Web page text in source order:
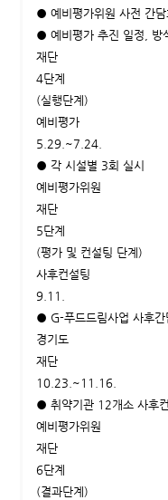
● 예비평가위원 사전 간담
● 예비평가 추진 일정, 방
재단
4단계
(실행단계)
예비평가
5.29.~7.24.
● 각 시설별 3회 실시
예비평가위원
재단
5단계
(평가 및 컨설팅 단계)
사후컨설팅
9.11.
● G-푸드드림사업 사후간
경기도
재단
10.23.~11.16.
● 취약기관 12개소 사후
예비평가위원
재단
6단계
(결과단계)